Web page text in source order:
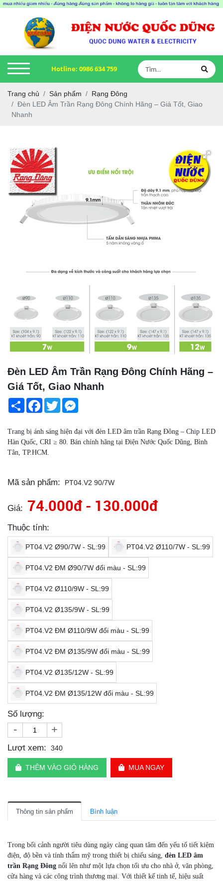
Hotline: 0986 634 759
Trang chủ Sản phẩm
Rạng Đông
Đèn LED Âm Trần Rạng Đông Chính Hãng – Giá Tốt, Giao
Nhanh
Đèn LED Âm Trần Rạng Đông Chính Hãng –
Giá Tốt, Giao Nhanh
Share Facebook
Twitter
Trang bị ánh sáng hiện đại với đèn LED âm trần Rạng Đông – Chip LED
Hàn Quốc, CRI ≥ 80. Bán chính hãng tại Điện Nước Quốc Dũng, Bình
Tân, TP.HCM.
Mã sản phẩm: PT04.V2 90/7W
Giá: 74.000đ - 130.000đ
Thuộc tính:
PT04.V2 Ø90/7W - SL:99 PT04.V2 Ø110/7W - SL:99
PT04.V2 ĐM Ø90/7W đổi màu - SL:99
PT04.V2 Ø110/9W - SL:99
PT04.V2 Ø135/9W - SL:99
PT04.V2 ĐM Ø110/9W đổi màu - SL:99
PT04.V2 ĐM Ø135/9W đổi màu - SL:99
PT04.V2 Ø135/12W - SL:99
PT04.V2 ĐM Ø135/12W đổi màu - SL:99
Số lượng:
- +
Lượt xem: 340
THÊM VÀO GIỎ HÀNG MUA NGAY
Thông tin sản phẩm Bình luận
Trong bối cảnh người tiêu dùng ngày càng quan tâm đến yếu tố tiết kiệm
điện, độ bền và tính thẩm mỹ trong thiết bị chiếu sáng, đèn LED âm
trần Rạng Đông nổi lên như một lựa chọn tối ưu cho nhà ở, văn phòng,
cửa hàng và các công trình thương mại. Với thiết kế tinh tế, hiệu suất